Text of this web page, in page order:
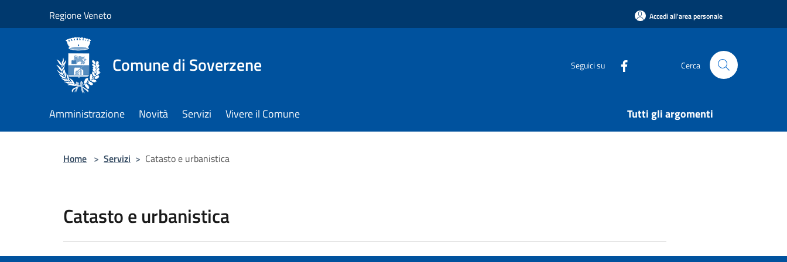
Regione Veneto Accedi all'area personale
Comune di Soverzene Seguici su Cerca
Amministrazione Novità Servizi Vivere il Comune Tutti gli argomenti
Home > Servizi > Catasto e urbanistica
Catasto e urbanistica